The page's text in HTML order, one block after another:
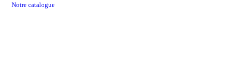
Notre catalogue